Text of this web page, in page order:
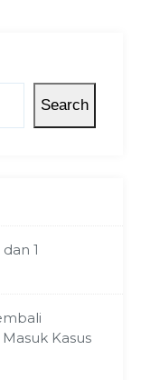
Search
1
Kasus